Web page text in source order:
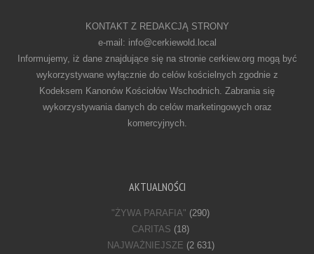
KONTAKT Z REDAKCJĄ STRONY
e-mail: info@cerkiewold.local
Informujemy, iż dane znajdujące się na stronie cerkiew.org mogą być
wykorzystywane wyłącznie do celów kościelnych zgodnie z
Kodeksem Kanonów Kościołów Wschodnich. Zabrania się
wykorzystywania danych do celów marketingowych oraz
komercyjnych.
AKTUALNOŚCI
"ŻYWA PARAFIA" (290)
CARITAS (18)
NAJWAŻNIEJSZE (2 631)